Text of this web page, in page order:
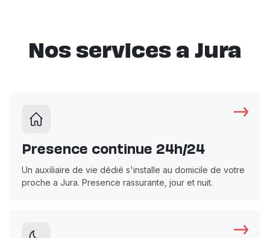
Nos services a Jura
Presence continue 24h/24
Un auxiliaire de vie dédié s'installe au domicile de votre
proche a Jura. Presence rassurante, jour et nuit.